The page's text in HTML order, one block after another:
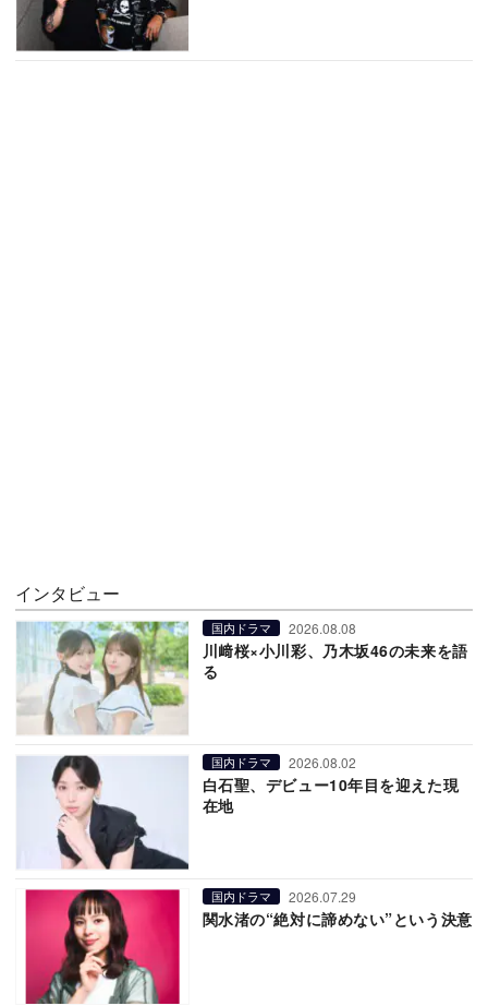
インタビュー
国内ドラマ 2026.08.08
川﨑桜×小川彩、乃木坂46の未来を語
る
国内ドラマ 2026.08.02
白石聖、デビュー10年目を迎えた現
在地
国内ドラマ 2026.07.29
関水渚の“絶対に諦めない”という決意